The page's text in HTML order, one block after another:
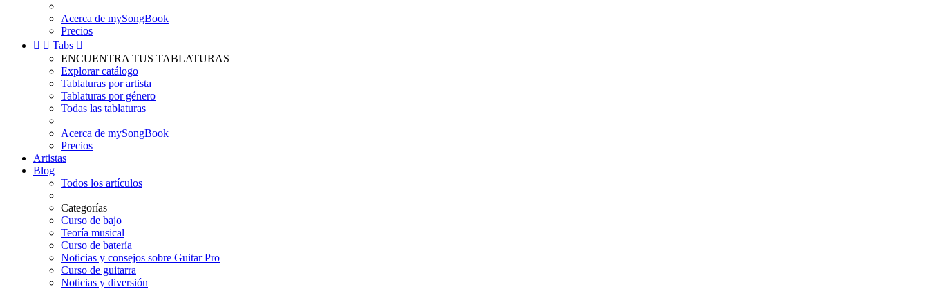
Acerca de mySongBook
Precios
  Tabs 
ENCUENTRA TUS TABLATURAS
Explorar catálogo
Tablaturas por artista
Tablaturas por género
Todas las tablaturas
Acerca de mySongBook
Precios
Artistas
Blog
Todos los artículos
Categorías
Curso de bajo
Teoría musical
Curso de batería
Noticias y consejos sobre Guitar Pro
Curso de guitarra
Noticias y diversión